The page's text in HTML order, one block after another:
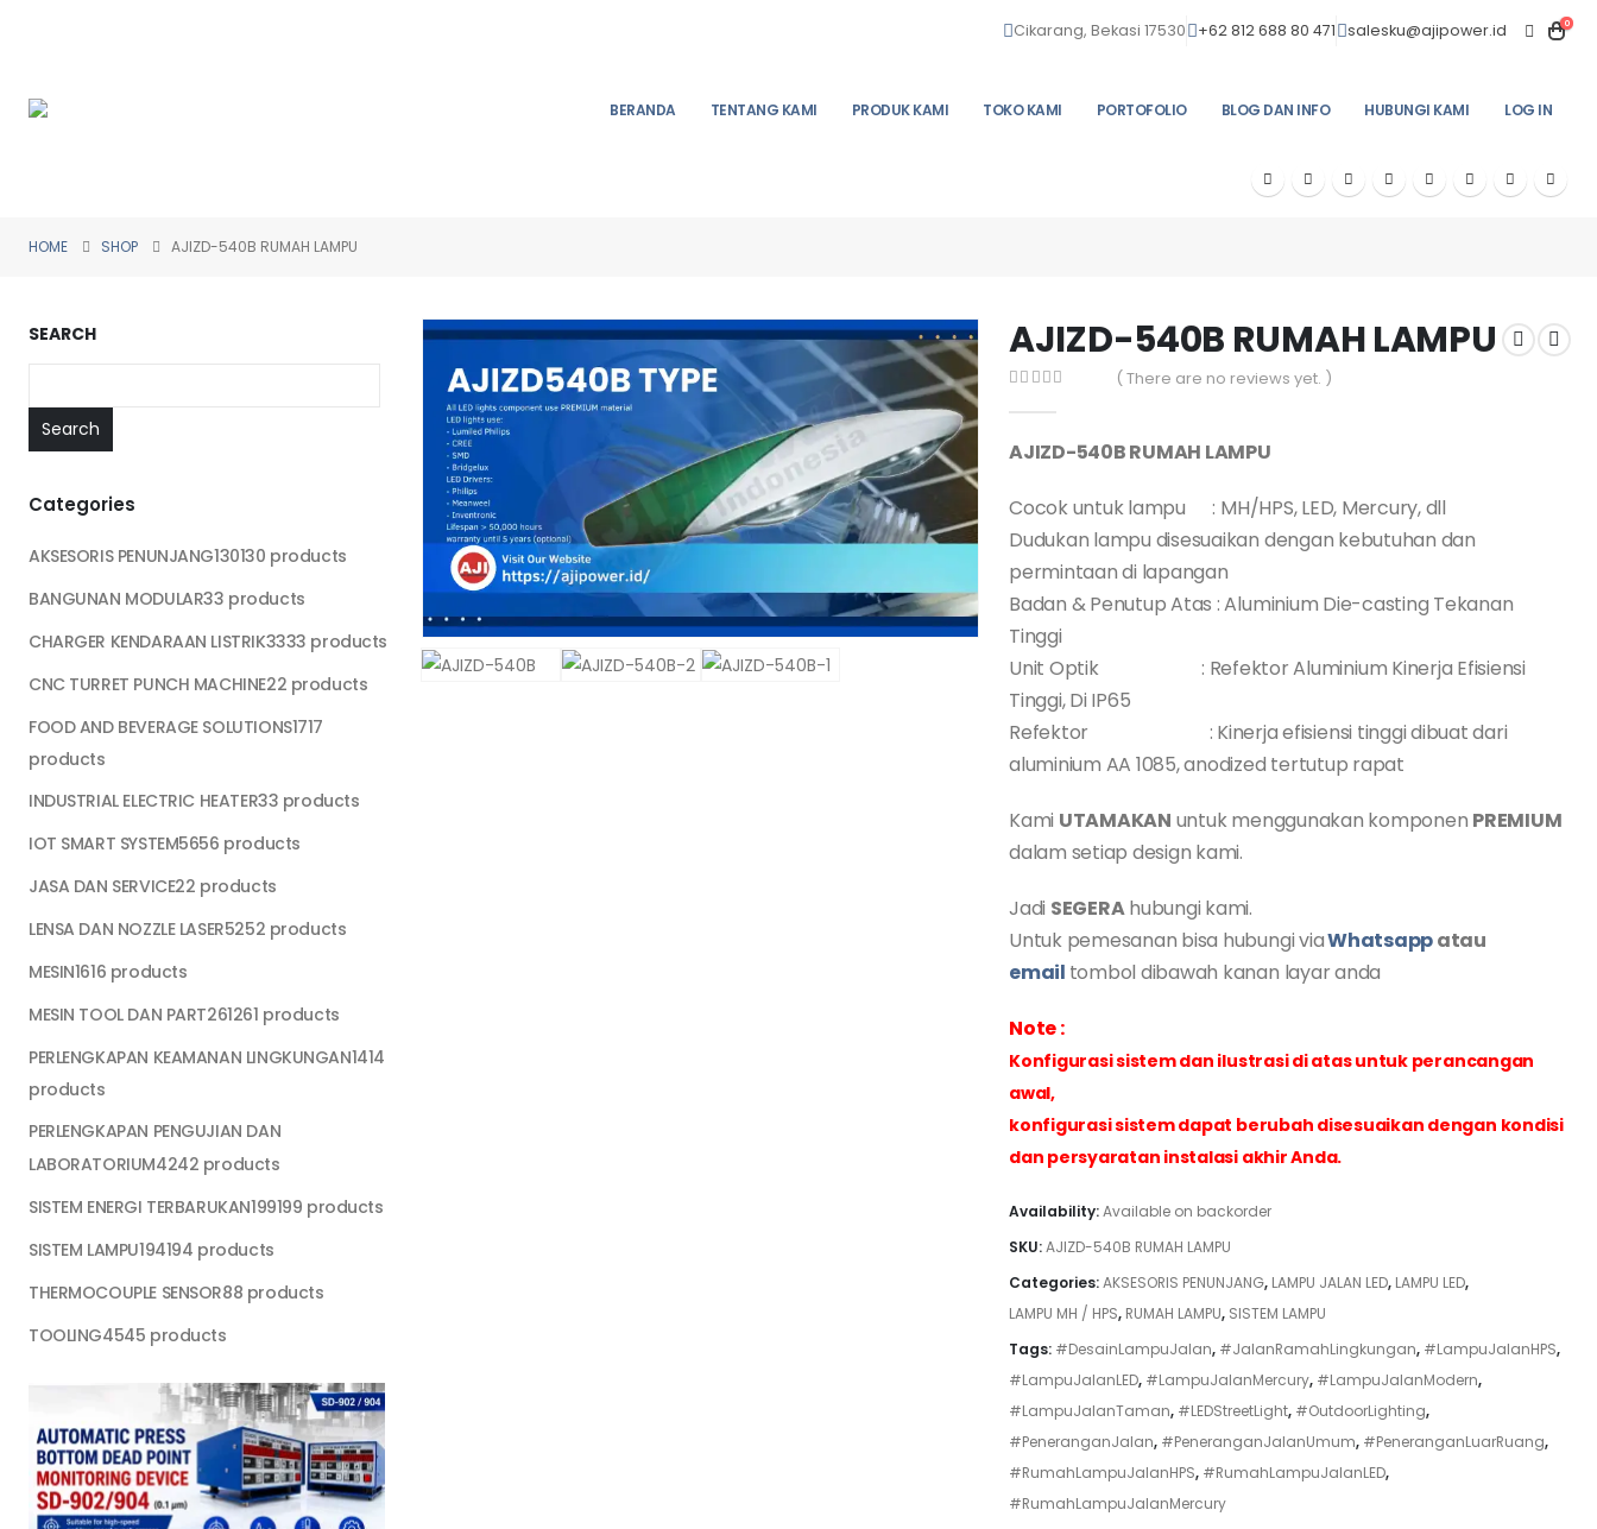
Cikarang, Bekasi 17530 +62 812 688 80 471 salesku@ajipower.id 0
BERANDA TENTANG KAMI PRODUK KAMI TOKO KAMI PORTOFOLIO BLOG DAN INFO HUBUNGI KAMI LOG IN
HOME SHOP AJIZD-540B RUMAH LAMPU
AJIZD-540B RUMAH LAMPU
( There are no reviews yet. )
AJIZD-540B RUMAH LAMPU
Cocok untuk lampu : MH/HPS, LED, Mercury, dll
Dudukan lampu disesuaikan dengan kebutuhan dan
permintaan di lapangan
Badan & Penutup Atas : Aluminium Die-casting Tekanan
Tinggi
Unit Optik : Refektor Aluminium Kinerja Efisiensi
Tinggi, Di IP65
Refektor : Kinerja efisiensi tinggi dibuat dari
aluminium AA 1085, anodized tertutup rapat
Kami UTAMAKAN untuk menggunakan komponen PREMIUM
dalam setiap design kami.
Jadi SEGERAhubungi kami.
Untuk pemesanan bisa hubungi viaWhatsappatau
email tombol dibawah kanan layar anda
Note :
Konfigurasi sistem dan ilustrasi di atas untuk perancangan
awal,
konfigurasi sistem dapat berubah disesuaikan dengan kondisi
dan persyaratan instalasi akhir Anda.
Availability:Available on backorder
SKU:AJIZD-540B RUMAH LAMPU
Categories:AKSESORIS PENUNJANG, LAMPU JALAN LED, LAMPU LED,
LAMPU MH / HPS, RUMAH LAMPU, SISTEM LAMPU
Tags: #DesainLampuJalan, #JalanRamahLingkungan, #LampuJalanHPS,
#LampuJalanLED, #LampuJalanMercury, #LampuJalanModern,
#LampuJalanTaman, #LEDStreetLight, #OutdoorLighting,
#PeneranganJalan, #PeneranganJalanUmum, #PeneranganLuarRuang,
#RumahLampuJalanHPS, #RumahLampuJalanLED,
#RumahLampuJalanMercury
SEARCH
Search
Categories
AKSESORIS PENUNJANG130130 products
BANGUNAN MODULAR33 products
CHARGER KENDARAAN LISTRIK3333 products
CNC TURRET PUNCH MACHINE22 products
FOOD AND BEVERAGE SOLUTIONS1717
products
INDUSTRIAL ELECTRIC HEATER33 products
IOT SMART SYSTEM5656 products
JASA DAN SERVICE22 products
LENSA DAN NOZZLE LASER5252 products
MESIN1616 products
MESIN TOOL DAN PART261261 products
PERLENGKAPAN KEAMANAN LINGKUNGAN1414
products
PERLENGKAPAN PENGUJIAN DAN
LABORATORIUM4242 products
SISTEM ENERGI TERBARUKAN199199 products
SISTEM LAMPU194194 products
THERMOCOUPLE SENSOR88 products
TOOLING4545 products